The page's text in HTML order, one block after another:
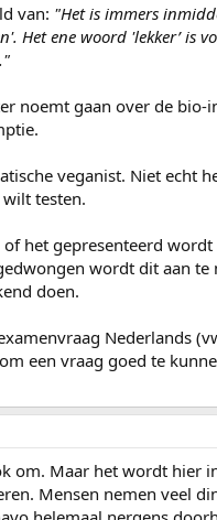
van: "Het is immers
Het ene woord 'lekker’ is
noemt gaan over de
veganist. Niet echt
testen.
het gepresenteerd
wordt dit aan
doen.
Nederlands
een vraag goed te
om. Maar het wordt hier
Mensen nemen veel